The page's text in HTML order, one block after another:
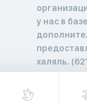
у нас в
халяль.